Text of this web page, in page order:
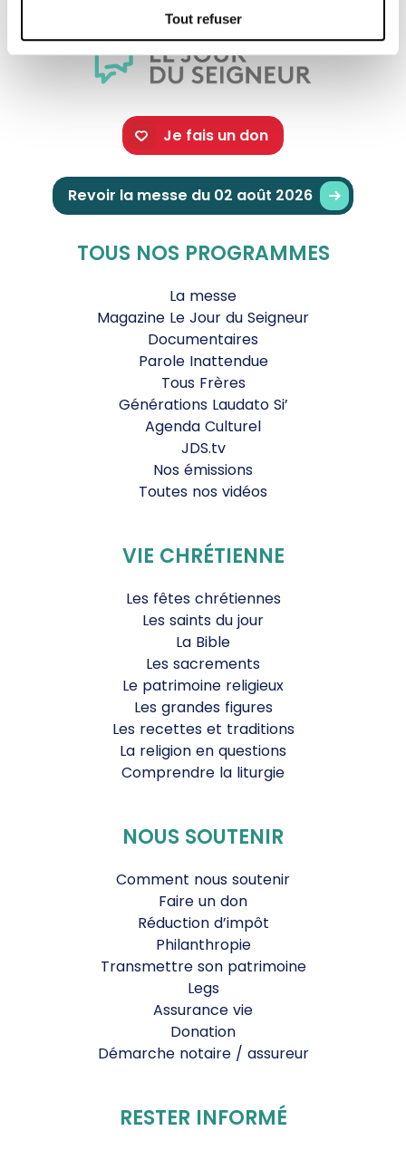
Tout refuser
Je fais un don
Revoir la messe du 02 août 2026
TOUS NOS PROGRAMMES
La messe
Magazine Le Jour du Seigneur
Documentaires
Parole Inattendue
Tous Frères
Générations Laudato Si’
Agenda Culturel
JDS.tv
Nos émissions
Toutes nos vidéos
VIE CHRÉTIENNE
Les fêtes chrétiennes
Les saints du jour
La Bible
Les sacrements
Le patrimoine religieux
Les grandes figures
Les recettes et traditions
La religion en questions
Comprendre la liturgie
NOUS SOUTENIR
Comment nous soutenir
Faire un don
Réduction d’impôt
Philanthropie
Transmettre son patrimoine
Legs
Assurance vie
Donation
Démarche notaire / assureur
RESTER INFORMÉ